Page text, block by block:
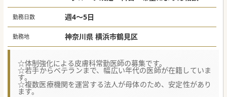
勤務日数 週4～5日
勤務地 神奈川県 横浜市鶴見区
☆体制強化による皮膚科常勤医師の募集です。
☆若手からベテランまで、幅広い年代の医師が在籍していま
す。
☆複数医療機関を運営する法人が母体のため、安定性があり
ます。